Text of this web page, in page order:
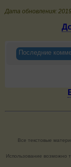
Дата обновления:
Последние
Все текстовые
Использование возможно